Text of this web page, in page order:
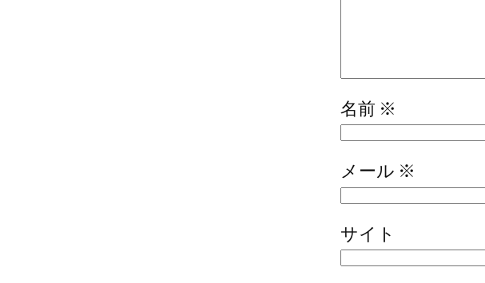
名前 ※
メール ※
サイト